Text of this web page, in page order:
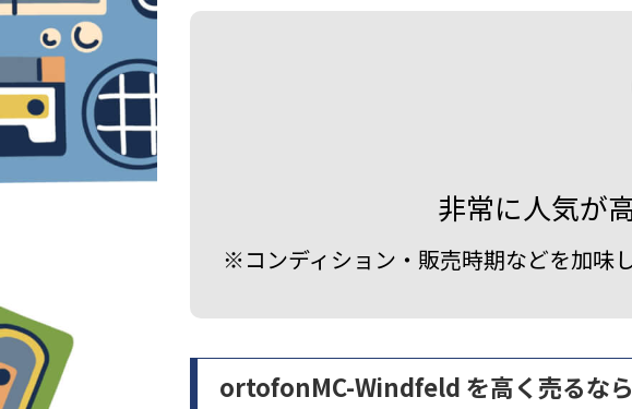
非常に人気が
※コンディション・販売時期などを加味
ortofonMC-Windfeld を高く売るなら